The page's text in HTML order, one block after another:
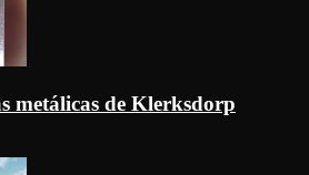
metálicas de Klerksdorp